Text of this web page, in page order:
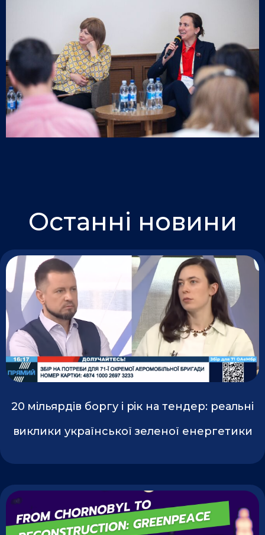
Останні новини
20 мільярдів боргу і рік на тендер: реальні
виклики української зеленої енергетики